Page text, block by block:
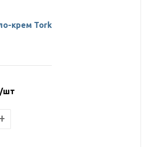
крем Tork
шт